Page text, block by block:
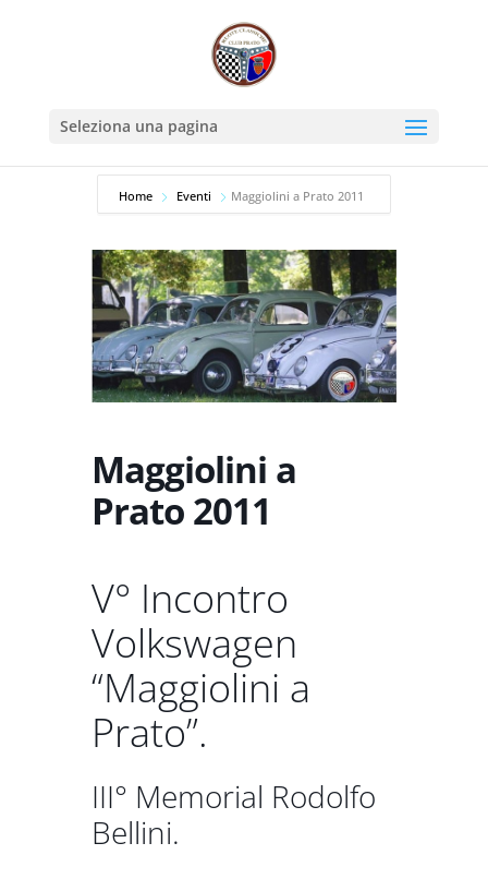
Seleziona una pagina
Home Eventi Maggiolini a Prato 2011
Maggiolini a
Prato 2011
V° Incontro
Volkswagen
“Maggiolini a
Prato”.
III° Memorial Rodolfo
Bellini.